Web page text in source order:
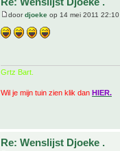
doordjoeke op 14 mei 2011 22:10
Grtz Bart.
Wil je mijn tuin zien klik dan HIER.
Re: Wenslijst Djoeke .